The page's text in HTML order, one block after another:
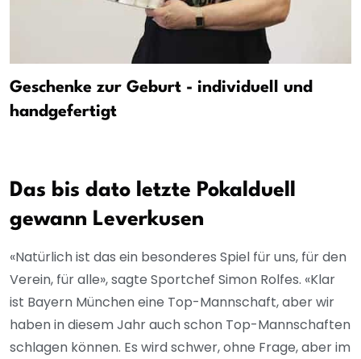
Geschenke zur Geburt - individuell und
handgefertigt
Das bis dato letzte Pokalduell
gewann Leverkusen
«Natürlich ist das ein besonderes Spiel für uns, für den
Verein, für alle», sagte Sportchef Simon Rolfes. «Klar
ist Bayern München eine Top-Mannschaft, aber wir
haben in diesem Jahr auch schon Top-Mannschaften
schlagen können. Es wird schwer, ohne Frage, aber im